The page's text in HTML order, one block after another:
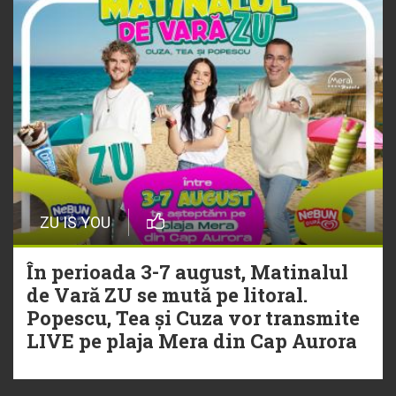
ZU IS YOU
În perioada 3-7 august, Matinalul
de Vară ZU se mută pe litoral.
Popescu, Tea și Cuza vor transmite
LIVE pe plaja Mera din Cap Aurora